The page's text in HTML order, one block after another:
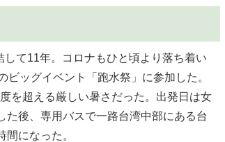
て11年。コロナもひと頃より落ち着い
ッグイベント「跑水祭」に参加した。
を超える厳しい暑さだった。出発日は女
後、専用バスで一路台湾中部にある台
になった。